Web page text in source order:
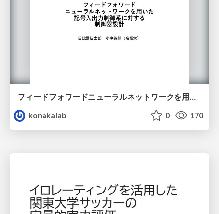
フィードフォワードニューラルネットワークを用いた記号入出力制御系に対する制御器設計 / Controller Design for Augmented Systems with Symbolic Inputs and Outputs Using Feedforward Neural Network
konakalab
0 170